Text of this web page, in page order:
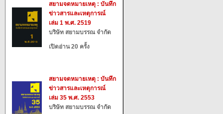
สยามจดหมายเหตุ : บันทึก
ข่าวสารและเหตุการณ์
เล่ม 1 พ.ศ. 2519
บริษัท สยามบรรณ จำกัด
เปิดอ่าน 20 ครั้ง
สยามจดหมายเหตุ : บันทึก
ข่าวสารและเหตุการณ์
เล่ม 35 พ.ศ. 2553
บริษัท สยามบรรณ จำกัด